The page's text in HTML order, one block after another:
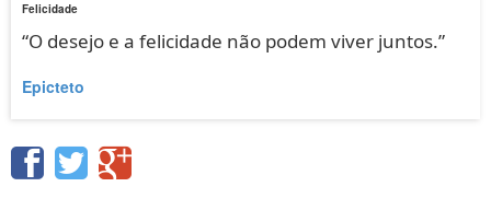
Felicidade
“O desejo e a felicidade não podem viver juntos.”
Epicteto